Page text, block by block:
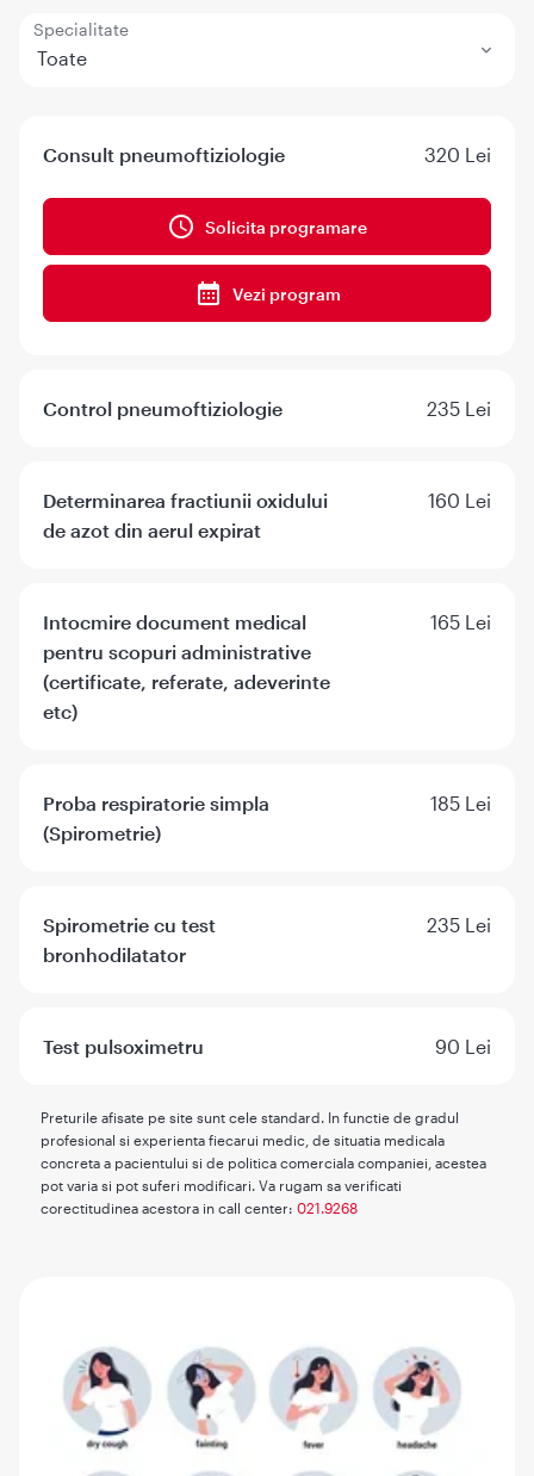
Specialitate
Toate
Consult pneumoftiziologie 320 Lei
Solicita programare
Vezi program
Control pneumoftiziologie 235 Lei
Determinarea fractiunii oxidului
de azot din aerul expirat
160 Lei
Intocmire document medical
pentru scopuri administrative
(certificate, referate, adeverinte
etc)
165 Lei
Proba respiratorie simpla
(Spirometrie)
185 Lei
Spirometrie cu test
bronhodilatator
235 Lei
Test pulsoximetru 90 Lei
Preturile afisate pe site sunt cele standard. In functie de gradul
profesional si experienta fiecarui medic, de situatia medicala
concreta a pacientului si de politica comerciala companiei, acestea
pot varia si pot suferi modificari. Va rugam sa verificati
corectitudinea acestora in call center: 021.9268